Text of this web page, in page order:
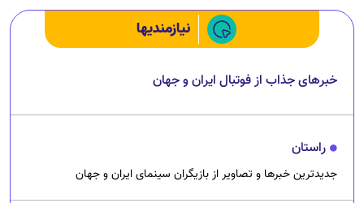
راستان
جدیدترین خبرها و تصاویر از بازیگران سینمای ایران و جهان
راز بقا
جدیدترین خبرها و تصاویر از حیات‌وحش ایران و جهان